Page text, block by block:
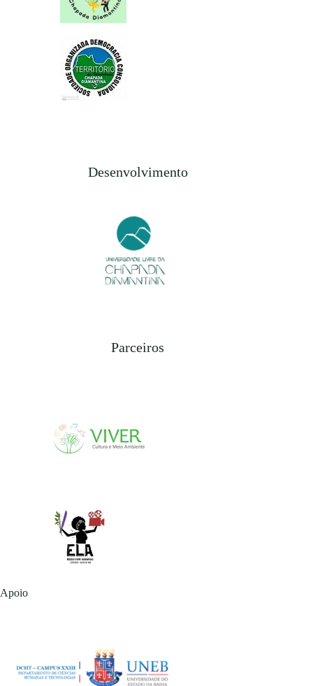
Desenvolvimento
Parceiros
Apoio